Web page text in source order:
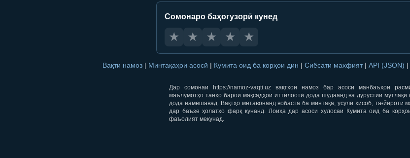
Сомонаро баҳогузорӣ кунед
★ ★ ★ ★ ★
Вақти намоз | Минтақаҳои асосӣ | Кумита оид ба корҳои дин | Сиёсати махфият | API (JSON) |
Дар сомонаи https://namoz-vaqti.uz вақтҳои намоз бар асоси манбаъҳои
маълумотҳо танҳо барои мақсадҳои иттилоотӣ дода шудаанд ва дурустии
дода намешавад. Вақтҳо метавонанд вобаста ба минтақа, усули ҳисоб, тағйироти
дар баъзе ҳолатҳо фарқ кунанд. Лоиҳа дар асоси хулосаи Кумита оид ба
фаъолият мекунад.